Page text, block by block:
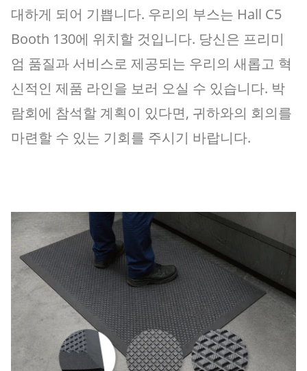
대하게 되어 기쁩니다. 우리의 부스는 Hall C5
Booth 130에 위치할 것입니다. 당신은 프리미
엄 품질과 서비스로 제공되는 우리의 새롭고 혁
신적인 제품 라인을 보러 오실 수 있습니다. 박
람회에 참석할 계획이 있다면, 귀하와의 회의를
마련할 수 있는 기회를 주시기 바랍니다.